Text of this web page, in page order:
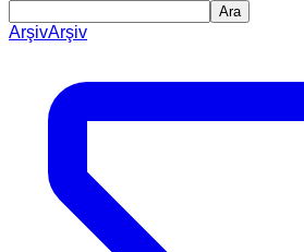
Ara
ArşivArşiv